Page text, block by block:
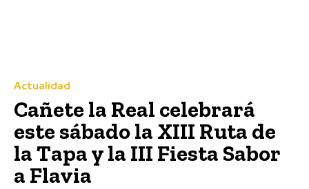
Actualidad
Cañete la Real celebrará
este sábado la XIII Ruta de
la Tapa y la III Fiesta Sabor
a Flavia